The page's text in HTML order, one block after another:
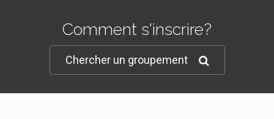
Comment s'inscrire?
Chercher un groupement